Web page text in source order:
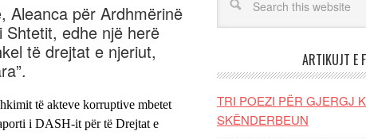
Aleanca për Ardhmërinë
Shtetit, edhe një herë
të drejtat e njeriut,
të akteve korruptive mbetet
i DASH-it për të Drejtat e
ARTIKUJT E
TRI POEZI PËR GJERGJ
SKËNDERBEUN